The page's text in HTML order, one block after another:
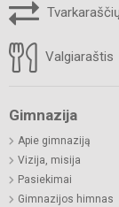
Valgiaraštis
Gimnazija
Apie gimnaziją
Vizija, misija
Pasiekimai
Gimnazijos himnas